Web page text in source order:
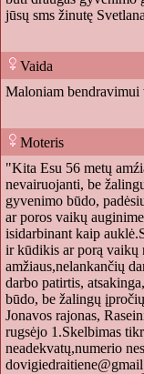
jūsų sms žinutę
Vaida
Maloniam
Moteris
"Kita Esu 56 metų
nevairuojanti, be
gyvenimo būdo,
ar poros vaikų
isidarbinant kaip
ir kūdikis ar porą
amžiaus,nelankančių
darbo patirtis,
būdo, be žalingų
Jonavos rajonas,
rugsėjo 1.Skelbimas
neadekvatų,numerio